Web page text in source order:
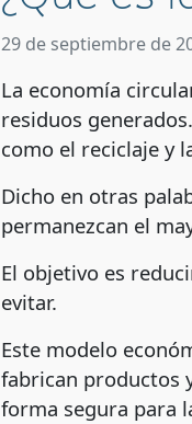
29 de septiembre de
La economía
residuos
como el reciclaje y
Dicho en otras
permanezcan el
El objetivo es
evitar.
Este modelo
fabrican productos
forma segura para